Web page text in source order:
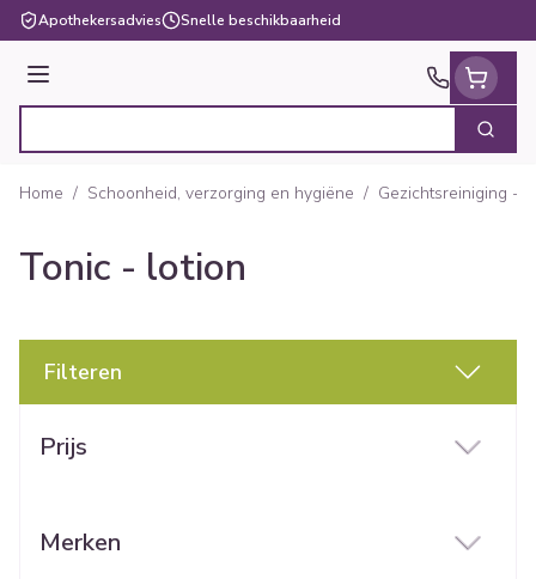
Ga naar de inhoud
Apothekersadvies Snelle beschikbaarheid
Menu
Zoek
Home / Schoonheid, verzorging en hygiëne / Gezichtsreiniging -
Tonic - lotion
Filteren
Prijs
Merken